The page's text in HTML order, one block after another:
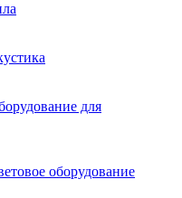
для
оборудование